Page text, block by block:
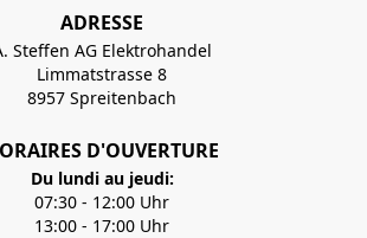
ADRESSE
Steffen AG Elektrohandel
Limmatstrasse 8
8957 Spreitenbach
D'OUVERTURE
Du lundi au jeudi:
07:30 - 12:00 Uhr
13:00 - 17:00 Uhr